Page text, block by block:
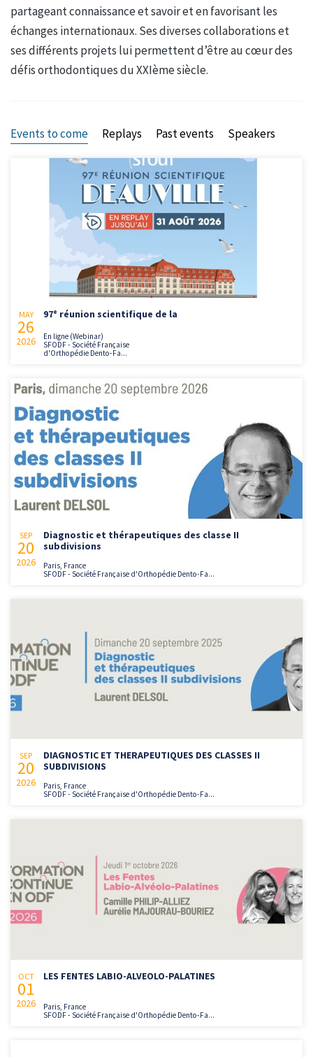
partageant connaissance et savoir et en favorisant les
échanges internationaux. Ses diverses collaborations et
ses différents projets lui permettent d’être au cœur des
défis orthodontiques du XXIème siècle.
Events to come Replays Past events Speakers
MAY
26
2026
97ᵉ réunion scientifique de la
En ligne (Webinar)
SFODF - Société Française
d'Orthopédie Dento-Fa...
SEP
20
2026
Diagnostic et thérapeutiques des classe II
subdivisions
Paris, France
SFODF - Société Française d'Orthopédie Dento-Fa...
SEP
20
2026
DIAGNOSTIC ET THERAPEUTIQUES DES CLASSES II
SUBDIVISIONS
Paris, France
SFODF - Société Française d'Orthopédie Dento-Fa...
OCT
01
2026
LES FENTES LABIO-ALVEOLO-PALATINES
Paris, France
SFODF - Société Française d'Orthopédie Dento-Fa...